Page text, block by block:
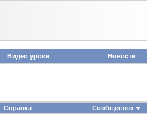
Видео уроки Новости
Справка Сообщество